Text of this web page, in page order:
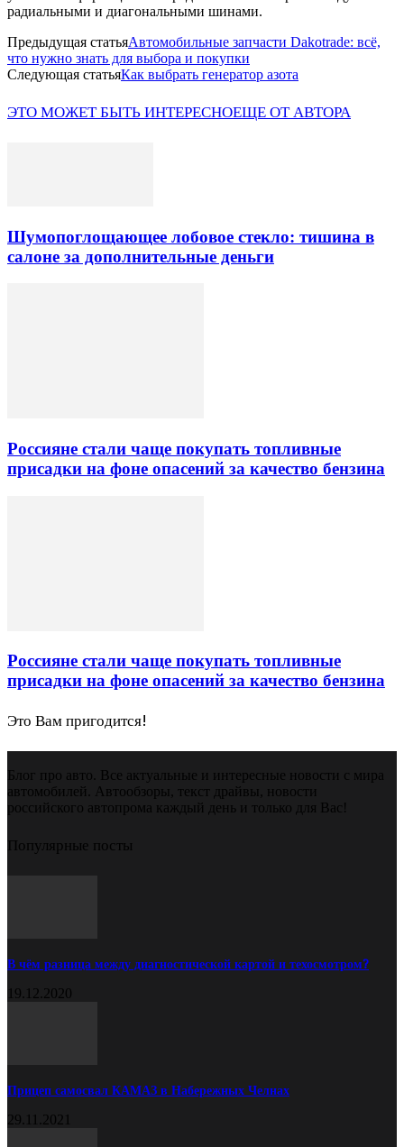
радиальными и диагональными шинами.
Предыдущая статьяАвтомобильные запчасти Dakotrade: всё,
что нужно знать для выбора и покупки
Следующая статьяКак выбрать генератор азота
ЭТО МОЖЕТ БЫТЬ ИНТЕРЕСНОЕЩЕ ОТ АВТОРА
Шумопоглощающее лобовое стекло: тишина в
салоне за дополнительные деньги
Россияне стали чаще покупать топливные
присадки на фоне опасений за качество бензина
Россияне стали чаще покупать топливные
присадки на фоне опасений за качество бензина
Это Вам пригодится!
Блог про авто. Все актуальные и интересные новости с мира
автомобилей. Автообзоры, текст драйвы, новости
российского автопрома каждый день и только для Вас!
Популярные посты
В чём разница между диагностической картой и техосмотром?
19.12.2020
Прицеп самосвал КАМАЗ в Набережных Челнах
29.11.2021